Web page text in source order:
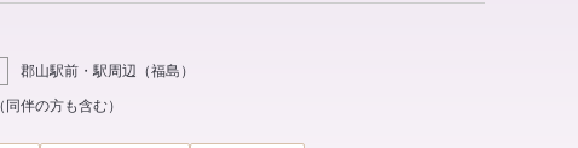
郡山駅前・駅周辺 （福島 ）
伴の方も含む）